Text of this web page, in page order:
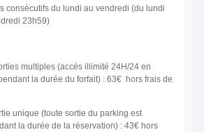
consécutifs du lundi au vendredi (du lundi
23h59)
multiples (accès illimité 24H/24 en
la durée du forfait) : 63€ hors frais de
unique (toute sortie du parking est
la durée de la réservation) : 43€ hors